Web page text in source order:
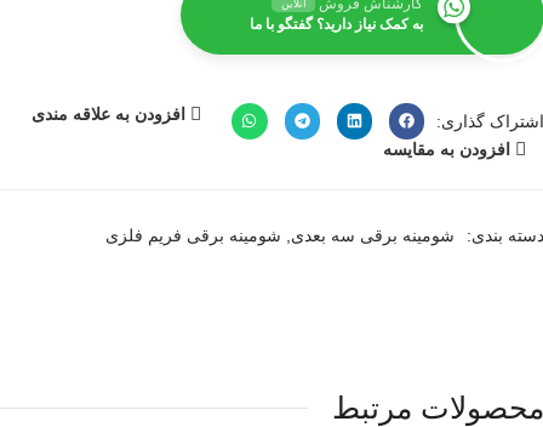
کارشناش فروش آنلاین
به کمک نیاز دارید؟ گفتگو با ما
گذاری:
افزودن به علاقه مندی
افزودن به مقایسه
بندی: شومینه برقی سه بعدی, شومینه برقی فریم فلزی
مرتبط